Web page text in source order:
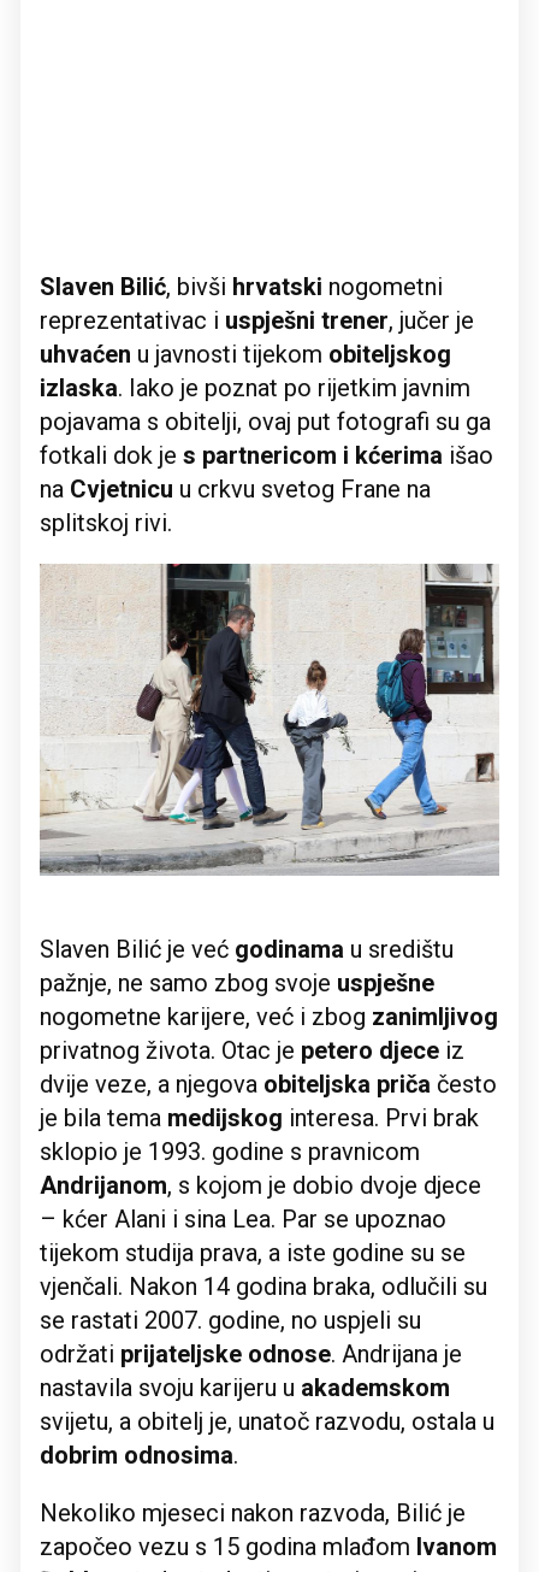
Slaven Bilić, bivši hrvatski nogometni
reprezentativac i uspješni trener, jučer je
uhvaćen u javnosti tijekom obiteljskog
izlaska. Iako je poznat po rijetkim javnim
pojavama s obitelji, ovaj put fotografi su ga
fotkali dok je s partnericom i kćerima išao
na Cvjetnicu u crkvu svetog Frane na
splitskoj rivi.
Slaven Bilić je već godinama u središtu
pažnje, ne samo zbog svoje uspješne
nogometne karijere, već i zbog zanimljivog
privatnog života. Otac je petero djece iz
dvije veze, a njegova obiteljska priča često
je bila tema medijskog interesa. Prvi brak
sklopio je 1993. godine s pravnicom
Andrijanom, s kojom je dobio dvoje djece
– kćer Alani i sina Lea. Par se upoznao
tijekom studija prava, a iste godine su se
vjenčali. Nakon 14 godina braka, odlučili su
se rastati 2007. godine, no uspjeli su
održati prijateljske odnose. Andrijana je
nastavila svoju karijeru u akademskom
svijetu, a obitelj je, unatoč razvodu, ostala u
dobrim odnosima.
Nekoliko mjeseci nakon razvoda, Bilić je
započeo vezu s 15 godina mlađom Ivanom